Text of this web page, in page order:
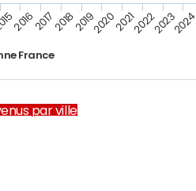
France
201620172018201920202021202220232024
par ville